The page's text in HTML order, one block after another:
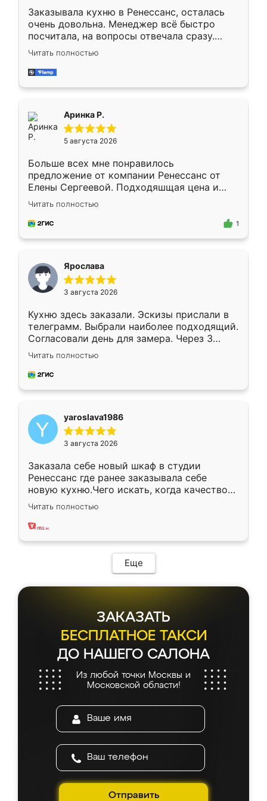
Заказывала кухню в Ренессанс, осталась
очень довольна. Менеджер всё быстро
посчитала, на вопросы отвечала сразу.
Замерщик приехал в субботу, подошёл к
делу со всей ответственностью. Собрали
за день, ребята работали аккуратно, даже
Читать полностью
Аринка Р.
5 августа 2026
Больше всех мне понравилось
предложение от компании Ренессанс от
Елены Сергеевой. Подходяшщая цена и
короткие сроки изготовления. Приехавший
для замера сотрудник Владислав
предложил по моему эскизу самый
Читать полностью
1
Ярослава
3 августа 2026
Кухню здесь заказали. Эскизы прислали в
телеграмм. Выбрали наиболее подходящий.
Согласовали день для замера. Через 3
недели кухня была уже готова. Остались
довольны работой. Спасибо Ренессанс
мебель за качественную работу!
Читать полностью
yaroslava1986
3 августа 2026
Заказала себе новый шкаф в студии
Ренессанс где ранее заказывала себе
новую кухню.Чего искать, когда качеством
вполне довольна. Служит кухня уже почти
два года, нареканий нет.
Читать полностью
Еще
ЗАКАЗАТЬ
БЕСПЛАТНОЕ ТАКСИ
ДО НАШЕГО САЛОНА
Из любой точки Москвы и
Московской области!
Отправить